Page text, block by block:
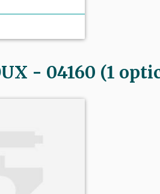
- 04160 (1